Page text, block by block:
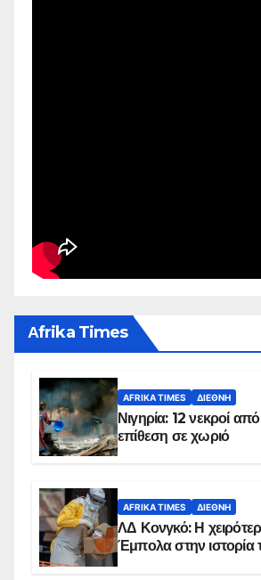
Αfrika Times
AFRIKA TIMES ΔΙΕΘΝΉ
Νιγηρία: 12 νεκροί
επίθεση σε χωριό
AFRIKA TIMES ΔΙΕΘΝΉ
ΛΔ Κονγκό: Η
Έμπολα στην ιστορία